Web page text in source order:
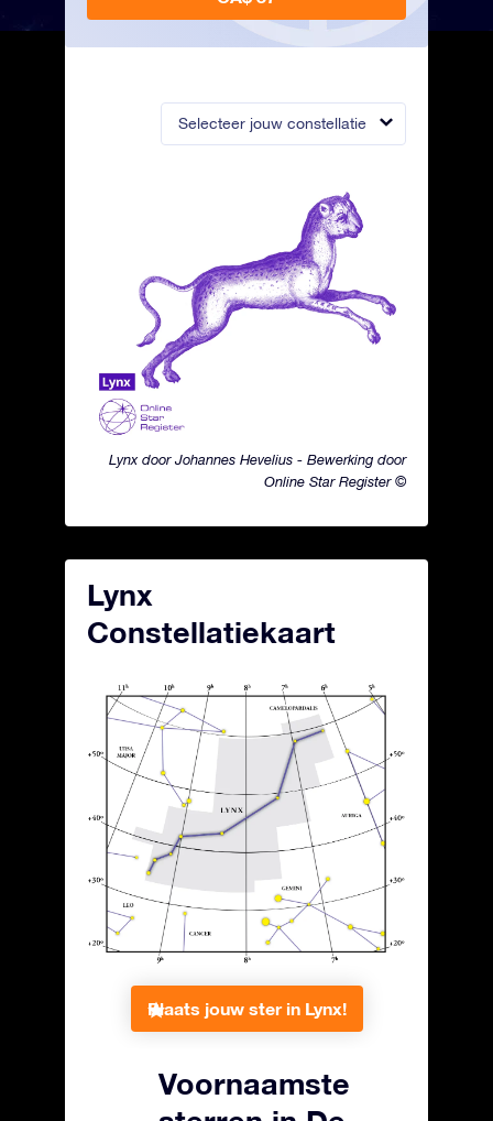
Selecteer jouw constellatie
Lynx door Johannes Hevelius - Bewerking door
Online Star Register ©
Lynx
Constellatiekaart
Plaats jouw ster in Lynx!
Voornaamste